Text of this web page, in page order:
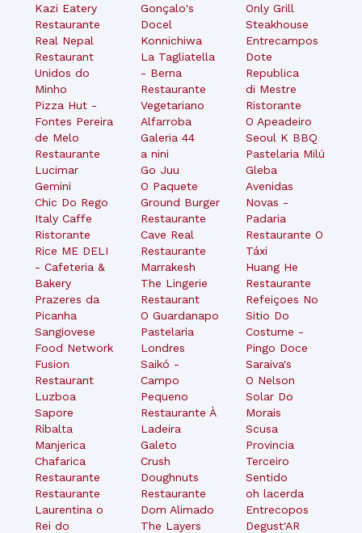
Kazi Eatery
Restaurante
Real Nepal
Restaurant
Unidos do
Minho
Pizza Hut -
Fontes Pereira
de Melo
Restaurante
Lucimar
Gemini
Chic Do Rego
Italy Caffe
Ristorante
Rice ME DELI
- Cafeteria &
Bakery
Prazeres da
Picanha
Sangiovese
Food Network
Fusion
Restaurant
Luzboa
Sapore
Ribalta
Manjerica
Chafarica
Restaurante
Restaurante
Laurentina o
Rei do
Gonçalo's
Docel
Konnichiwa
La Tagliatella
- Berna
Restaurante
Vegetariano
Alfarroba
Galeria 44
a nini
Go Juu
O Paquete
Ground Burger
Restaurante
Cave Real
Restaurante
Marrakesh
The Lingerie
Restaurant
O Guardanapo
Pastelaria
Londres
Saikó -
Campo
Pequeno
Restaurante À
Ladeira
Galeto
Crush
Doughnuts
Restaurante
Dom Alimado
The Layers
Only Grill
Steakhouse
Entrecampos
Dote
Republica
di Mestre
Ristorante
O Apeadeiro
Seoul K BBQ
Pastelaria Milú
Gleba
Avenidas
Novas -
Padaria
Restaurante O
Táxi
Huang He
Restaurante
Refeiçoes No
Sitio Do
Costume -
Pingo Doce
Saraiva's
O Nelson
Solar Do
Morais
Scusa
Provincia
Terceiro
Sentido
oh lacerda
Entrecopos
Degust'AR